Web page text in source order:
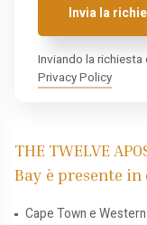
Invia la
Inviando la
Privacy Policy
THE TWELVE
Bay è presente
Cape Town e